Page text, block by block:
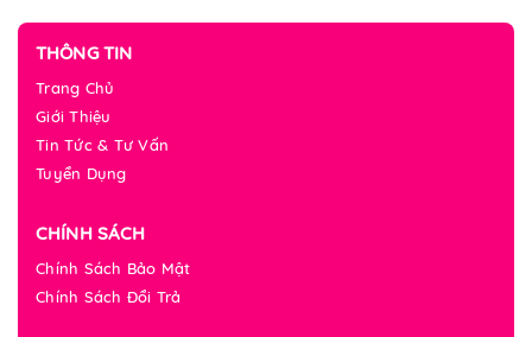
THÔNG TIN
Trang Chủ
Giới Thiệu
Tin Tức & Tư Vấn
Tuyển Dụng
CHÍNH SÁCH
Chính Sách Bảo Mật
Chính Sách Đổi Trả